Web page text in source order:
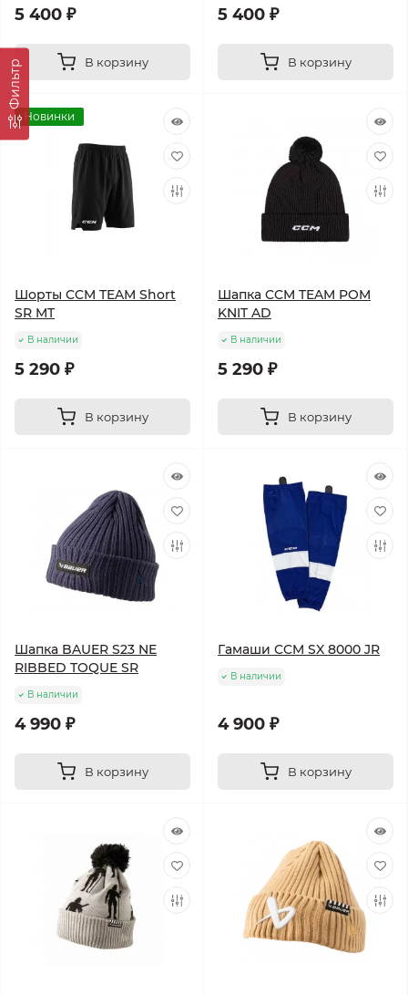
Фильтр
5 400 ₽
В корзину
5 400 ₽
В корзину
Новинки
Шорты CCM TEAM Short
SR MT
В наличии
5 290 ₽
В корзину
Шапка CCM TEAM POM
KNIT AD
В наличии
5 290 ₽
В корзину
Шапка BAUER S23 NE
RIBBED TOQUE SR
В наличии
4 990 ₽
В корзину
Гамаши CCM SX 8000 JR
В наличии
4 900 ₽
В корзину